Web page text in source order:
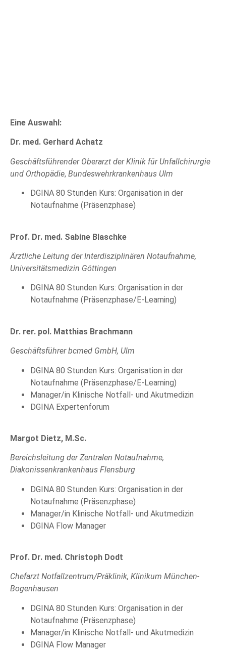
Eine Auswahl:
Dr. med. Gerhard Achatz
Geschäftsführender Oberarzt der Klinik für Unfallchirurgie
und Orthopädie, Bundeswehrkrankenhaus Ulm
DGINA 80 Stunden Kurs: Organisation in der
Notaufnahme (Präsenzphase)
Prof. Dr. med. Sabine Blaschke
Ärztliche Leitung der Interdisziplinären Notaufnahme,
Universitätsmedizin Göttingen
DGINA 80 Stunden Kurs: Organisation in der
Notaufnahme (Präsenzphase/E-Learning)
Dr. rer. pol. Matthias Brachmann
Geschäftsführer bcmed GmbH, Ulm
DGINA 80 Stunden Kurs: Organisation in der
Notaufnahme (Präsenzphase/E-Learning)
Manager/in Klinische Notfall- und Akutmedizin
DGINA Expertenforum
Margot Dietz, M.Sc.
Bereichsleitung der Zentralen Notaufnahme,
Diakonissenkrankenhaus Flensburg
DGINA 80 Stunden Kurs: Organisation in der
Notaufnahme (Präsenzphase)
Manager/in Klinische Notfall- und Akutmedizin
DGINA Flow Manager
Prof. Dr. med. Christoph Dodt
Chefarzt Notfallzentrum/Präklinik, Klinikum München-
Bogenhausen
DGINA 80 Stunden Kurs: Organisation in der
Notaufnahme (Präsenzphase)
Manager/in Klinische Notfall- und Akutmedizin
DGINA Flow Manager